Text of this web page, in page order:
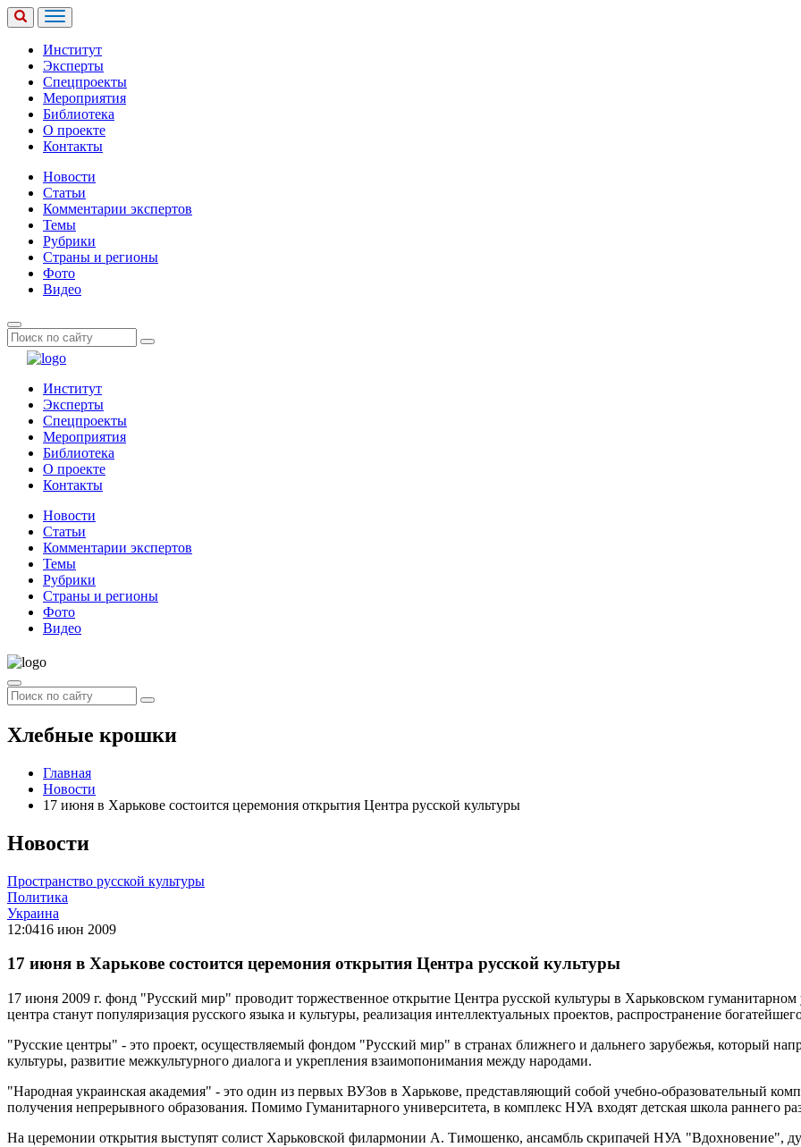
Институт
Эксперты
Спецпроекты
Мероприятия
Библиотека
О проекте
Контакты
Новости
Статьи
Комментарии экспертов
Темы
Рубрики
Страны и регионы
Фото
Видео
Институт
Эксперты
Спецпроекты
Мероприятия
Библиотека
О проекте
Контакты
Новости
Статьи
Комментарии экспертов
Темы
Рубрики
Страны и регионы
Фото
Видео
Хлебные крошки
Главная
Новости
17 июня в Харькове состоится церемония открытия Центра русской культуры
Новости
Пространство русской культуры
Политика
Украина
12:0416 июн 2009
17 июня в Харькове состоится церемония открытия Центра русской культуры
17 июня 2009 г. фонд "Русский мир" проводит торжественное открытие Центра русской культуры в Харьковском
центра станут популяризация русского языка и культуры, реализация интеллектуальных проектов, распространение
"Русские центры" - это проект, осуществляемый фондом "Русский мир" в странах ближнего и дальнего зарубежья, который
культуры, развитие межкультурного диалога и укрепления взаимопонимания между народами.
"Народная украинская академия" - это один из первых ВУЗов в Харькове, представляющий собой учебно-образовательный
получения непрерывного образования. Помимо Гуманитарного университета, в комплекс НУА входят детская школа раннего
На церемонии открытия выступят солист Харьковской филармонии А. Тимошенко, ансамбль скрипачей НУА "Вдохновение",